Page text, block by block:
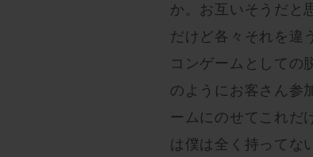
か。お互いそうだと
だけど各々それを違
コンゲームとしての
のようにお客さん参
ームにのせてこれだ
は僕は全く持ってな